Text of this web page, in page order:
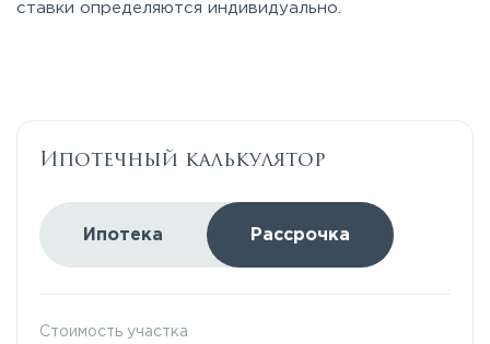
ставки определяются индивидуально.
Ипотечный калькулятор
Ипотека Рассрочка
Стоимость участка